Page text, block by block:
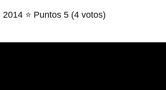
⭐ Puntos 5 (4 votos)